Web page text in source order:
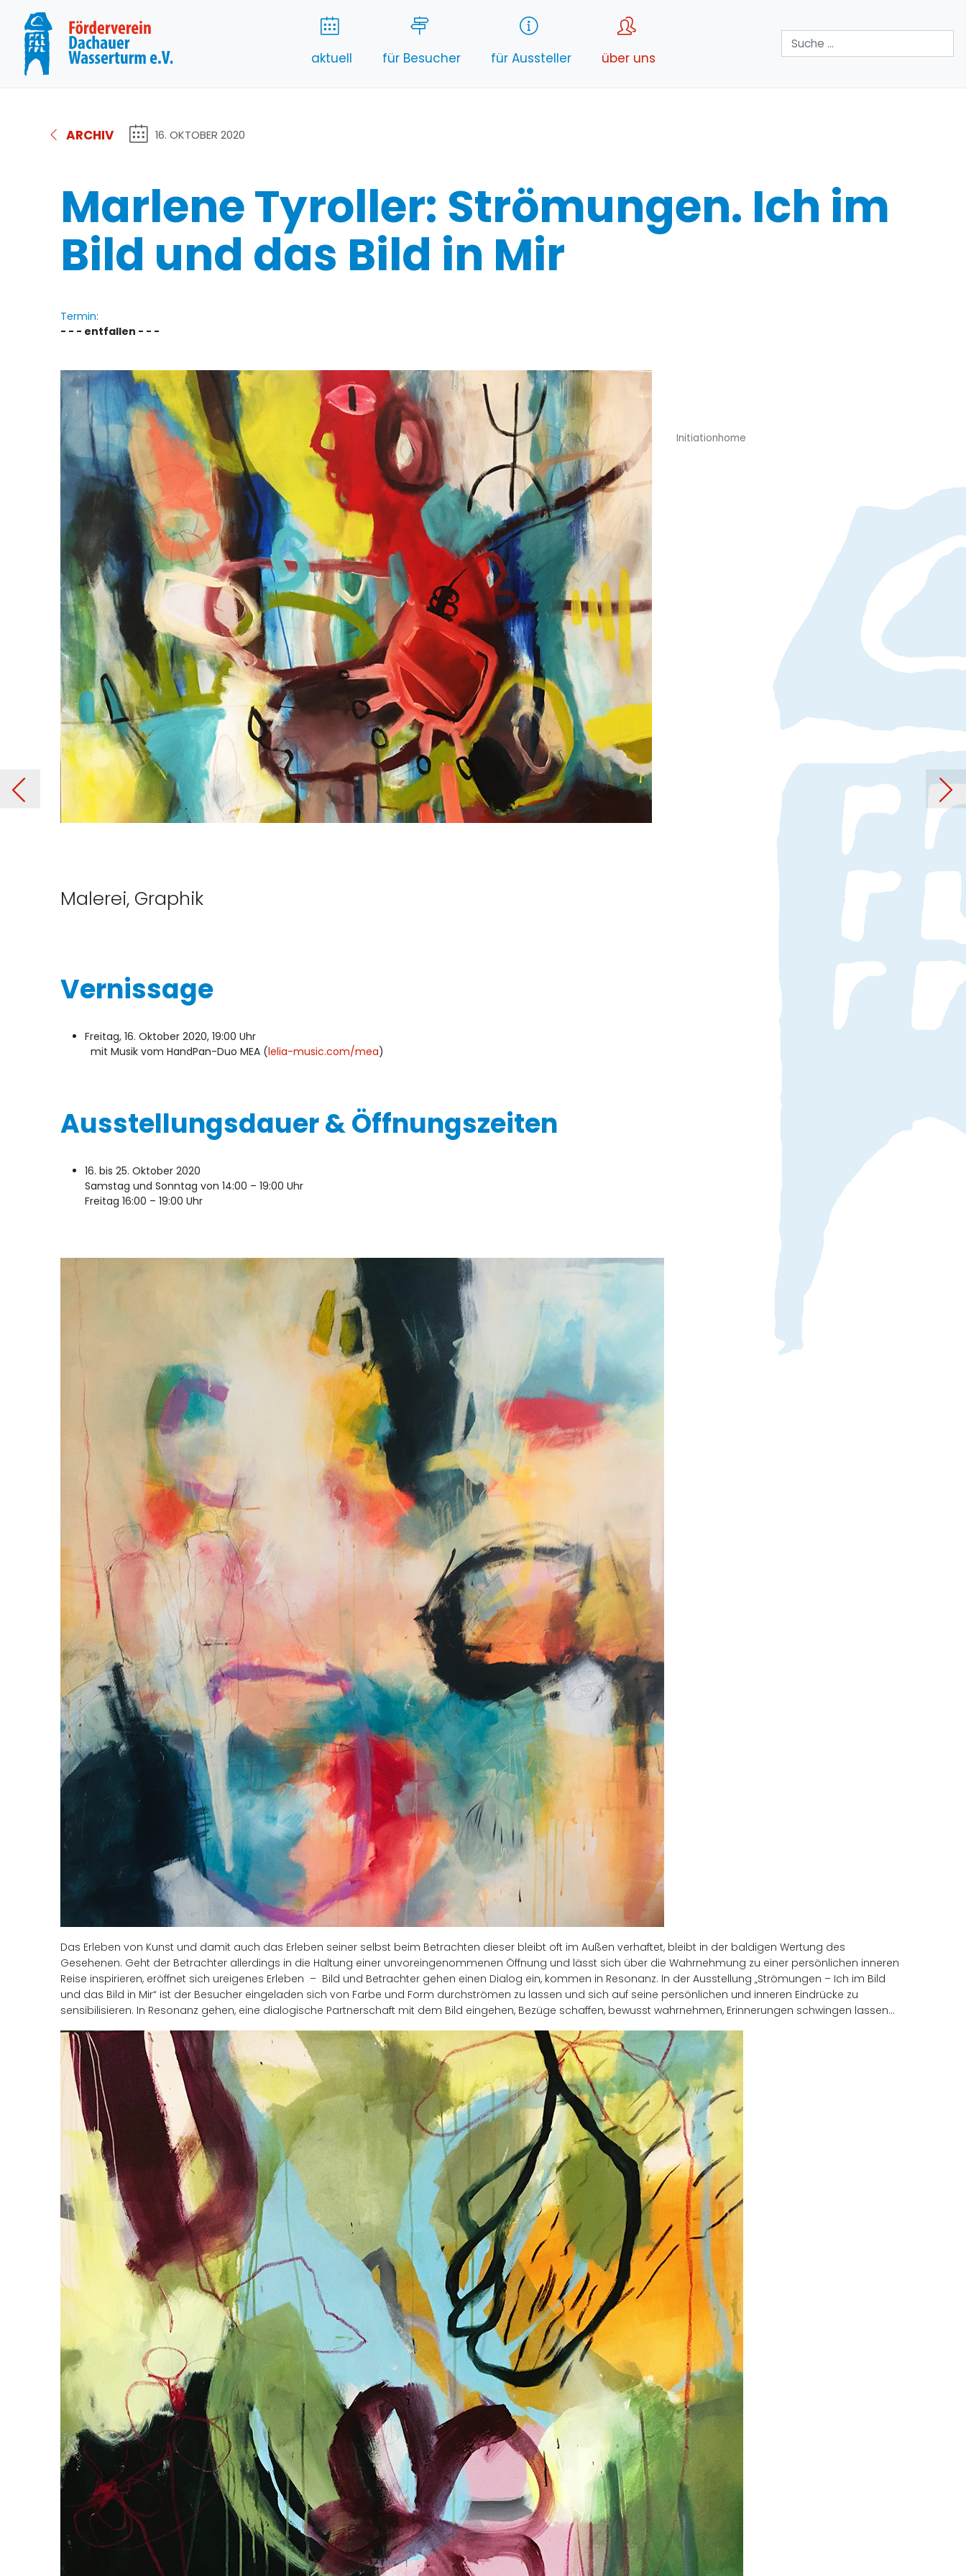
aktuell für Besucher für Aussteller über uns
Suchen
ARCHIV 16. OKTOBER 2020
Marlene Tyroller: Strömungen. Ich im
Bild und das Bild in Mir
Termin:
- - - entfallen - - -
Initiationhome
Malerei, Graphik
Vernissage
Freitag, 16. Oktober 2020, 19:00 Uhr
mit Musik vom HandPan-Duo MEA (lelia-music.com/mea)
Ausstellungsdauer & Öffnungszeiten
16. bis 25. Oktober 2020
Samstag und Sonntag von 14:00 – 19:00 Uhr
Freitag 16:00 – 19:00 Uhr
Das Erleben von Kunst und damit auch das Erleben seiner selbst beim Betrachten dieser bleibt oft im Außen verhaftet, bleibt in der baldigen Wertung des
Gesehenen. Geht der Betrachter allerdings in die Haltung einer unvoreingenommenen Öffnung und lässt sich über die Wahrnehmung zu einer persönlichen inneren
Reise inspirieren, eröffnet sich ureigenes Erleben – Bild und Betrachter gehen einen Dialog ein, kommen in Resonanz. In der Ausstellung „Strömungen – Ich im Bild
und das Bild in Mir“ ist der Besucher eingeladen sich von Farbe und Form durchströmen zu lassen und sich auf seine persönlichen und inneren Eindrücke zu
sensibilisieren. In Resonanz gehen, eine dialogische Partnerschaft mit dem Bild eingehen, Bezüge schaffen, bewusst wahrnehmen, Erinnerungen schwingen lassen…
Vorheriger Beitrag: Richard Wurm: Malerei